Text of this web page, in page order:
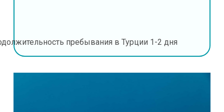
пребывания в Турции 1-2 дня